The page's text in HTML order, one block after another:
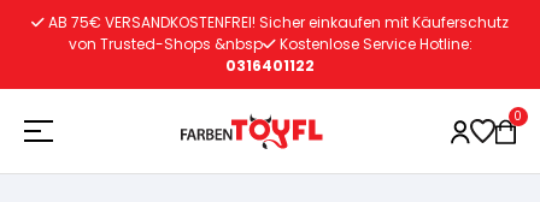
AB 75€ VERSANDKOSTENFREI! Sicher einkaufen mit Käuferschutz
von Trusted-Shops &nbsp
Kostenlose Service Hotline:
0316401122
0